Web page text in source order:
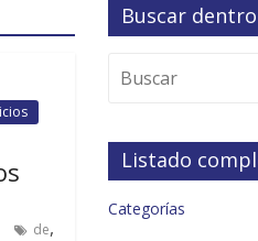
de,
Buscar
Listado
Categorías